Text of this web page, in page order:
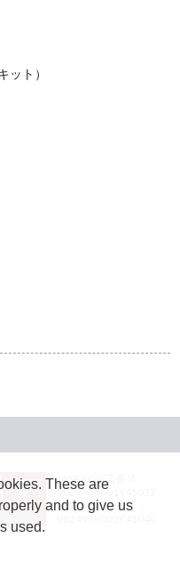
ト）
JASRAC許諾番号：
9024936001Y45037
JASRAC許諾番号：
These are
and to give us
used.